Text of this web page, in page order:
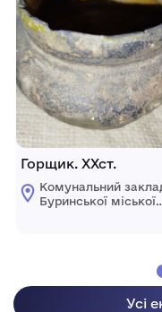
Горщик. ХХст.
Комунальний
Буринської міської
Усі